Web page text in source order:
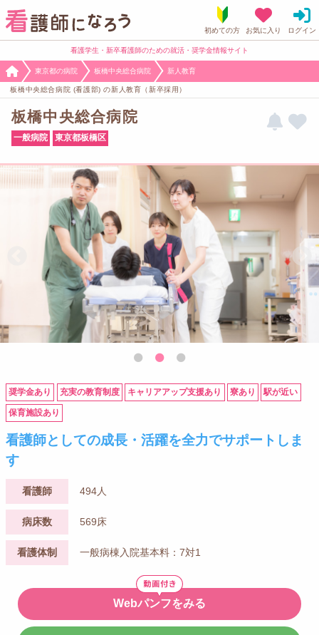
看護学生・新卒看護師のための就活・奨学金情報サイト
東京都の病院 板橋中央総合病院 新人教育
板橋中央総合病院 (看護部) の新人教育（新卒採用）
板橋中央総合病院
一般病院 東京都板橋区
奨学金あり 充実の教育制度 キャリアアップ支援あり 寮あり 駅が近い
保育施設あり
看護師としての成長・活躍を全力でサポートしま
す
看護師 494人
病床数 569床
看護体制 一般病棟入院基本料：7対1
Webパンフをみる